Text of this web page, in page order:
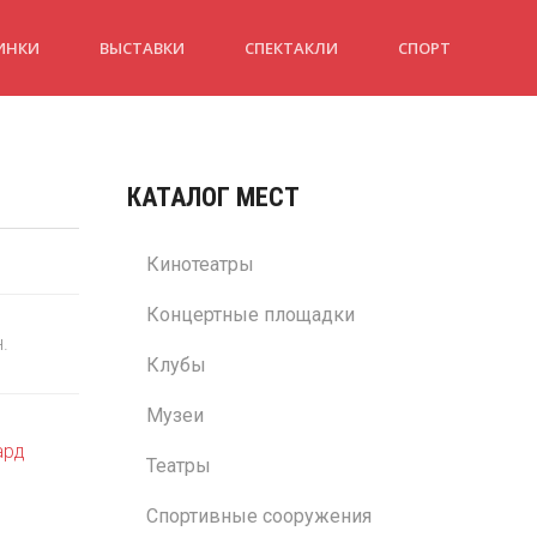
ВЫСТАВКИ СПЕКТАКЛИ СПОРТ
КАТАЛОГ МЕСТ
Кинотеатры
Концертные площадки
Клубы
Музеи
Театры
Спортивные сооружения